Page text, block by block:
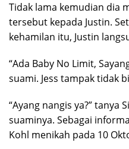
Tidak lama kemudian dia
tersebut kepada Justin.
kehamilan itu, Justin
“Ada Baby No Limit,
suami. Jess tampak tidak
“Ayang nangis ya?” tanya
suaminya. Sebagai
Kohl menikah pada 10